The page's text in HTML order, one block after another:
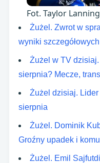
Fot. Taylor Lanning
Żużel. Zwrot w
wyniki
Żużel w TV
sierpnia? Mecze,
Żużel dzisiaj.
sierpnia
Żużel. Dominik
Groźny upadek i
Żużel. Emil